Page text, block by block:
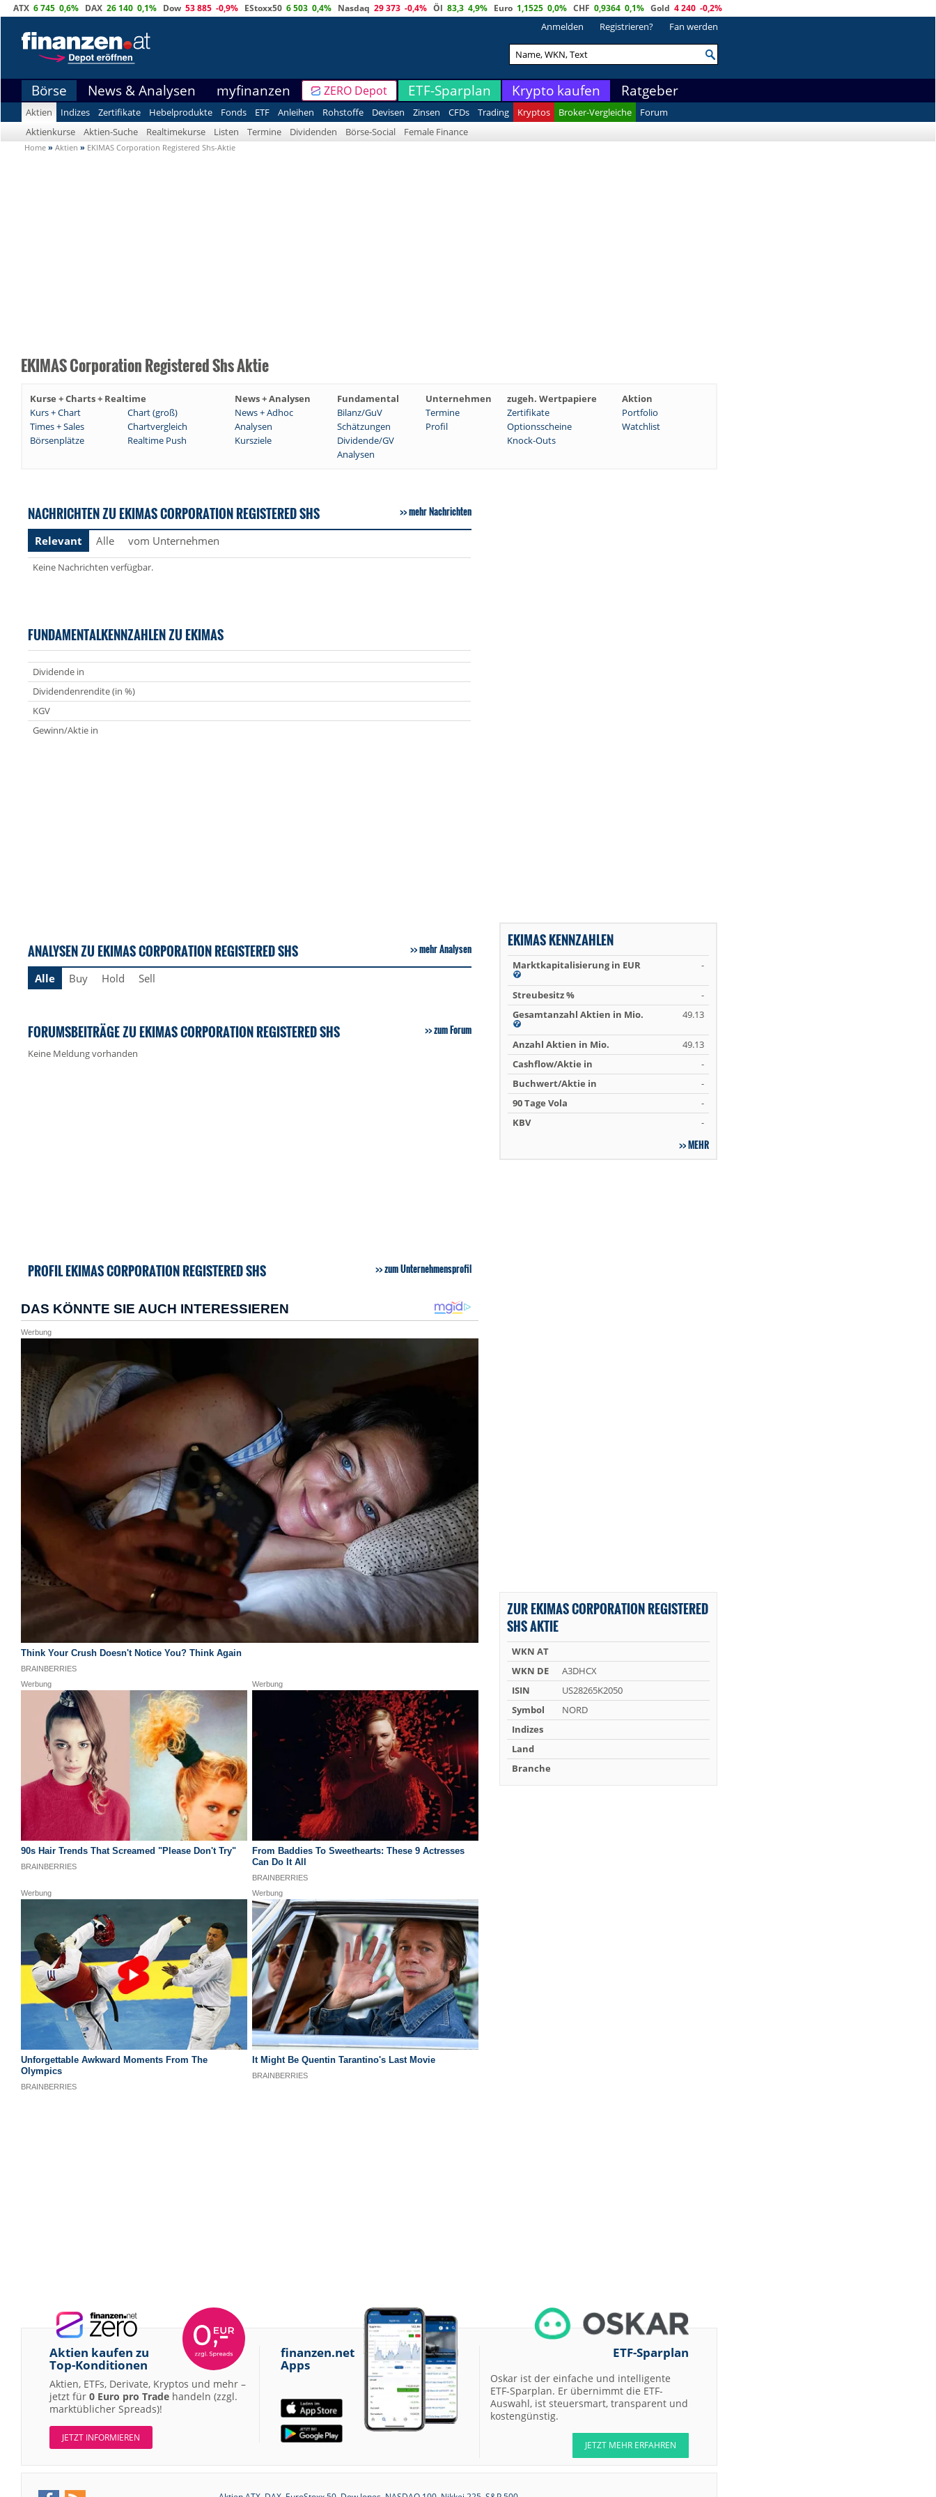
ATX 6 745 0,6% DAX 26 140 0,1% Dow 53 885 -0,9% EStoxx50 6 503 0,4% Nasdaq 29 373 -0,4% Öl 83,3 4,9% Euro 1,1525 0,0% CHF 0,9364 0,1% Gold 4 240 -0,2%
Anmelden Registrieren? Fan werden
Börse News & Analysen myfinanzen ZERO Depot ETF-Sparplan Krypto kaufen Ratgeber
Aktien Indizes Zertifikate Hebelprodukte Fonds ETF Anleihen Rohstoffe Devisen Zinsen CFDs Trading Kryptos Broker-Vergleiche
Forum
Aktienkurse
Aktien-Suche Realtimekurse Listen Termine Dividenden Börse-Social Female Finance
Home » Aktien » EKIMAS Corporation Registered Shs-Aktie
EKIMAS Corporation Registered Shs Aktie
Kurse + Charts + Realtime News + Analysen Fundamental Unternehmen zugeh. Wertpapiere
Aktion
Kurs + Chart
Chart (groß) News + Adhoc Bilanz/GuV Termine Zertifikate
Portfolio
Times + Sales
Chartvergleich Analysen Schätzungen Profil Optionsscheine
Watchlist
Börsenplätze
Realtime Push Kursziele Dividende/GV
Knock-Outs
Analysen
NACHRICHTEN ZU EKIMAS CORPORATION REGISTERED SHS mehr Nachrichten
Relevant Alle vom Unternehmen
Keine Nachrichten verfügbar.
FUNDAMENTALKENNZAHLEN ZU EKIMAS
Dividende in
Dividendenrendite (in %)
KGV
Gewinn/Aktie in
ANALYSEN ZU EKIMAS CORPORATION REGISTERED SHS mehr Analysen
Alle Buy Hold Sell
FORUMSBEITRÄGE ZU EKIMAS CORPORATION REGISTERED SHS zum Forum
Keine Meldung vorhanden
PROFIL EKIMAS CORPORATION REGISTERED SHS zum Unternehmensprofil
EKIMAS KENNZAHLEN
Marktkapitalisierung in EUR -
Streubesitz %
-
Gesamtanzahl Aktien in Mio.
49.13
Anzahl Aktien in Mio.
49.13
Cashflow/Aktie in
-
Buchwert/Aktie in
-
90 Tage Vola
-
KBV
-
MEHR
ZUR EKIMAS CORPORATION REGISTERED
SHS AKTIE
WKN AT
WKN DE
A3DHCX
ISIN
US28265K2050
Symbol
NORD
Indizes
Land
Branche
Aktien kaufen zu
Top-Konditionen
Aktien, ETFs, Derivate, Kryptos und mehr –
jetzt für 0 Euro pro Trade handeln (zzgl.
marktüblicher Spreads)!
JETZT INFORMIEREN
finanzen.net
Apps
ETF-Sparplan
Oskar ist der einfache und intelligente
ETF-Sparplan. Er übernimmt die ETF-
Auswahl, ist steuersmart, transparent und
kostengünstig.
JETZT MEHR ERFAHREN